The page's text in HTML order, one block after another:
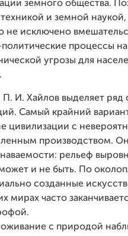
земного общества.
и земной наукой,
не исключено
процессы
угрозы для
И. Хайлов выделяет ряд
Самый крайний
цивилизации с
производством.
рельеф
и не быть. По
созданные
мирах часто
с природой